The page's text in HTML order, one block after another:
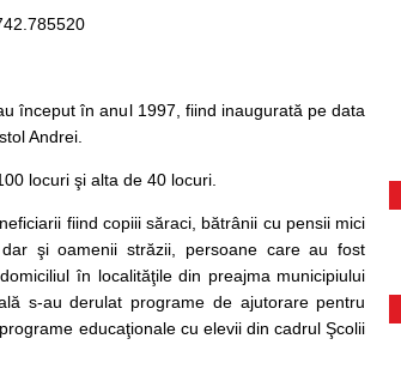
început în anul 1997, fiind inaugurată pe data
Andrei.
locuri şi alta de 40 locuri.
fiind copiii săraci, bătrânii cu pensii mici
şi oamenii străzii, persoane care au fost
în localităţile din preajma municipiului
s-au derulat programe de ajutorare pentru
educaţionale cu elevii din cadrul Şcolii